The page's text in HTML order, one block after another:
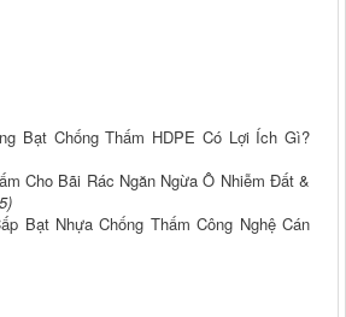
Bạt Chống Thấm HDPE Có Lợi Ích Gì?
Cho Bãi Rác Ngăn Ngừa Ô Nhiễm Đất &
Bạt Nhựa Chống Thấm Công Nghệ Cán